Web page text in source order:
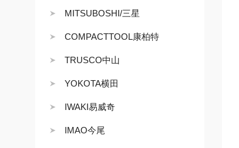
MITSUBOSHI/三星
COMPACTTOOL康柏特
TRUSCO中山
YOKOTA横田
IWAKI易威奇
IMAO今尾